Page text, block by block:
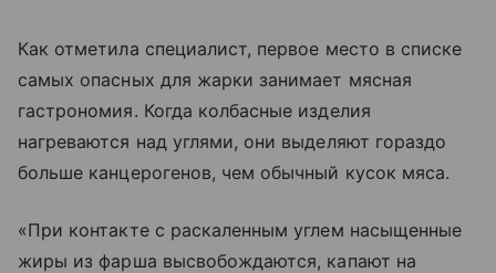
Как отметила специалист, первое место в списке
самых опасных для жарки занимает мясная
гастрономия. Когда колбасные изделия
нагреваются над углями, они выделяют гораздо
больше канцерогенов, чем обычный кусок мяса.
«При контакте с раскаленным углем насыщенные
жиры из фарша высвобождаются, капают на